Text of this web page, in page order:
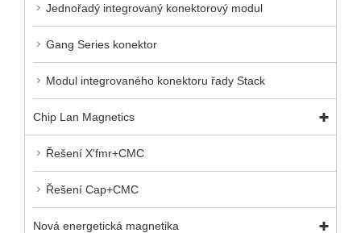
Jednořadý integrovaný konektorový modul
Gang Series konektor
Modul integrovaného konektoru řady Stack
Chip Lan Magnetics
Řešení X'fmr+CMC
Řešení Cap+CMC
Nová energetická magnetika